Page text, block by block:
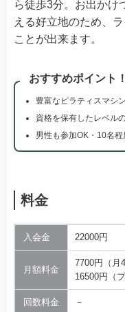
ら徒歩3分。お出かけ
える好立地のため、
ことが出来ます。
おすすめポイント！
豊富なピラティスマシ
資格を保有したレベル
男性も参加OK・10名
料金
入会金 22000円
月額料金
7700円（月4
16500円（
回数料金 －